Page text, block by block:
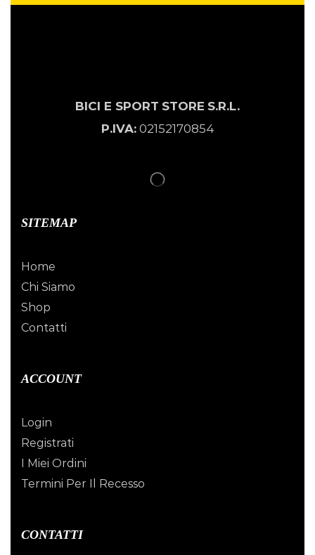
BICI E SPORT STORE S.R.L.
P.IVA:02152170854
SITEMAP
Home
Chi Siamo
Shop
Contatti
ACCOUNT
Login
Registrati
I Miei Ordini
Termini Per Il Recesso
CONTATTI